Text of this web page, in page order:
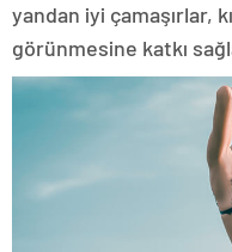
yandan iyi çamaşırlar,
görünmesine katkı